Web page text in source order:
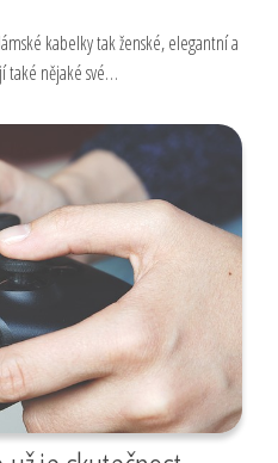
kabelky tak ženské, elegantní a
také nějaké své…